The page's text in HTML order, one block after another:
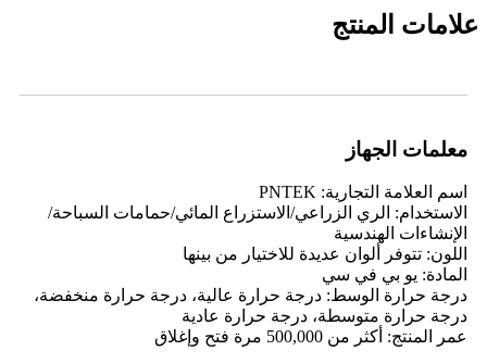
علامات المنتج
معلمات الجهاز
اسم العلامة التجارية: PNTEK
الاستخدام: الري الزراعي/الاستزراع المائي/حمامات السباحة/
الإنشاءات الهندسية
اللون: تتوفر ألوان عديدة للاختيار من بينها
المادة: يو بي في سي
درجة حرارة الوسط: درجة حرارة عالية، درجة حرارة منخفضة،
درجة حرارة متوسطة، درجة حرارة عادية
عمر المنتج: أكثر من 500,000 مرة فتح وإغلاق